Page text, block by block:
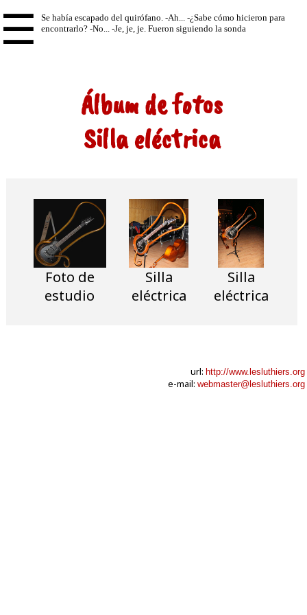
☰
Álbum de fotos
Silla eléctrica
Foto de
estudio
Silla
eléctrica
Silla
eléctrica
url: http://www.lesluthiers.org
e-mail: webmaster@lesluthiers.org